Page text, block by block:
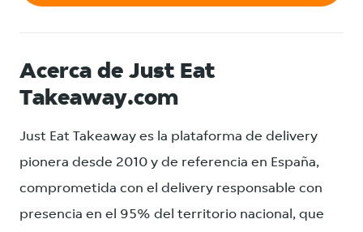
Acerca de Just Eat
Takeaway.com
Just Eat Takeaway es la plataforma de delivery
pionera desde 2010 y de referencia en España,
comprometida con el delivery responsable con
presencia en el 95% del territorio nacional, que